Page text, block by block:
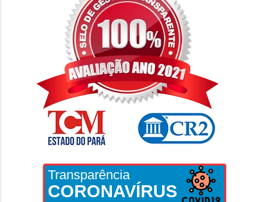
Transparência
CORONAVÍRUS